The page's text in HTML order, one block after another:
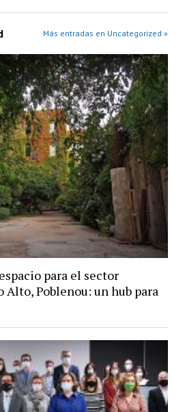
Más entradas en Uncategorized »
para el sector
Alto, Poblenou: un hub para